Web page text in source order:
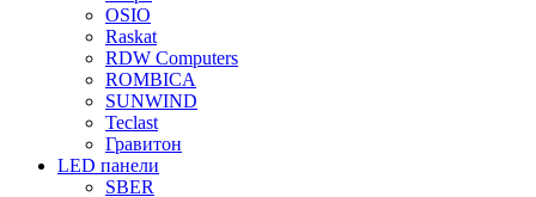
OSIO
Raskat
RDW Computers
ROMBICA
SUNWIND
Teclast
Гравитон
LED панели
SBER